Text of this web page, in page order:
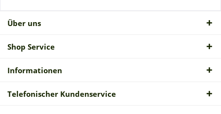
Über uns
Shop Service
Informationen
Telefonischer Kundenservice